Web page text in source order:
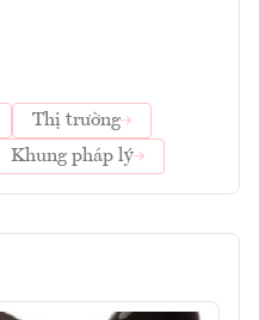
Thị trường
Khung pháp lý